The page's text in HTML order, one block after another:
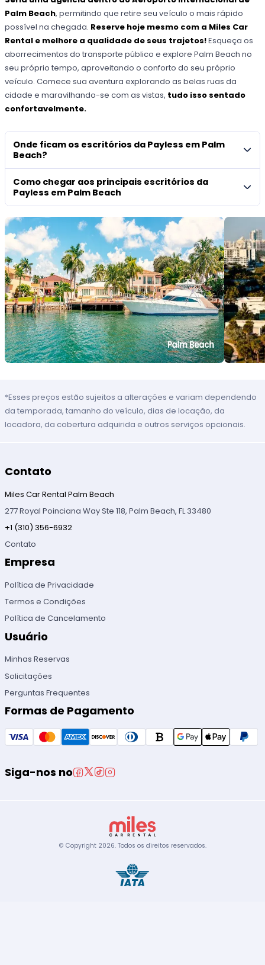
Palm Beach, permitindo que retire seu veículo o mais rápido
possível na chegada. Reserve hoje mesmo com a Miles Car
Rental e melhore a qualidade de seus trajetos!Esqueça os
aborrecimentos do transporte público e explore Palm Beach no
seu próprio tempo, aproveitando o conforto do seu próprio
veículo. Comece sua aventura explorando as belas ruas da
cidade e maravilhando-se com as vistas, tudo isso sentado
confortavelmente.
Onde ficam os escritórios da Payless em Palm
Beach?
Como chegar aos principais escritórios da
Payless em Palm Beach
*Esses preços estão sujeitos a alterações e variam dependendo
da temporada, tamanho do veículo, dias de locação, da
locadora, da cobertura adquirida e outros serviços opcionais.
Contato
Miles Car Rental Palm Beach
277 Royal Poinciana Way Ste 118, Palm Beach, FL 33480
+1 (310) 356-6932
Contato
Empresa
Política de Privacidade
Termos e Condições
Política de Cancelamento
Usuário
Minhas Reservas
Solicitações
Perguntas Frequentes
Formas de Pagamento
Siga-nos no
© Copyright 2026. Todos os direitos reservados.